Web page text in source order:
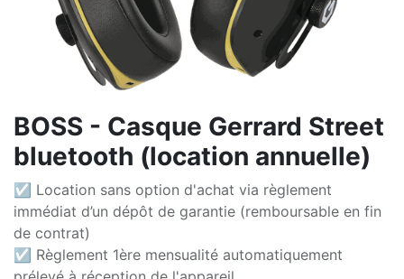
BOSS - Casque Gerrard Street
bluetooth (location annuelle)
☑ Location sans option d'achat via règlement
immédiat d’un dépôt de garantie (remboursable en fin
de contrat)
☑ Règlement 1ère mensualité automatiquement